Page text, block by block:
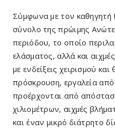
Σύμφωνα με τον καθηγητή
σύνολο της πρώιμης
περιόδου, το οποίο
ελάσματος, αλλά και
με ενδείξεις χειρισμού
πρόσκρουση, εργαλεία
προέρχονται από
χιλιομέτρων, αιχμές
και έναν μικρό διάτρητο